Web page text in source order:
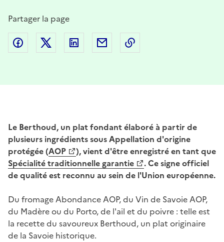
Partager la page
Partager sur Facebook
Partager sur Twitter
Partager sur LinkedIn
Partager par email
Le Berthoud, un plat fondant élaboré à partir de
plusieurs ingrédients sous Appellation d'origine
protégée (AOP
), vient d'être enregistré en tant que
Spécialité traditionnelle garantie
. Ce signe officiel
de qualité est reconnu au sein de l'Union européenne.
Du fromage Abondance AOP, du Vin de Savoie AOP,
du Madère ou du Porto, de l'ail et du poivre : telle est
la recette du savoureux Berthoud, un plat originaire
de la Savoie historique.